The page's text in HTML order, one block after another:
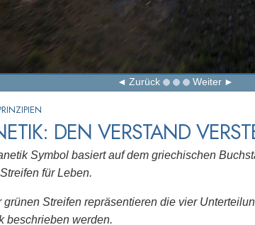
Zurück Weiter
DEN VERSTAND
Symbol basiert auf dem griechischen
für Leben.
grünen Streifen repräsentieren die vier
beschrieben werden.